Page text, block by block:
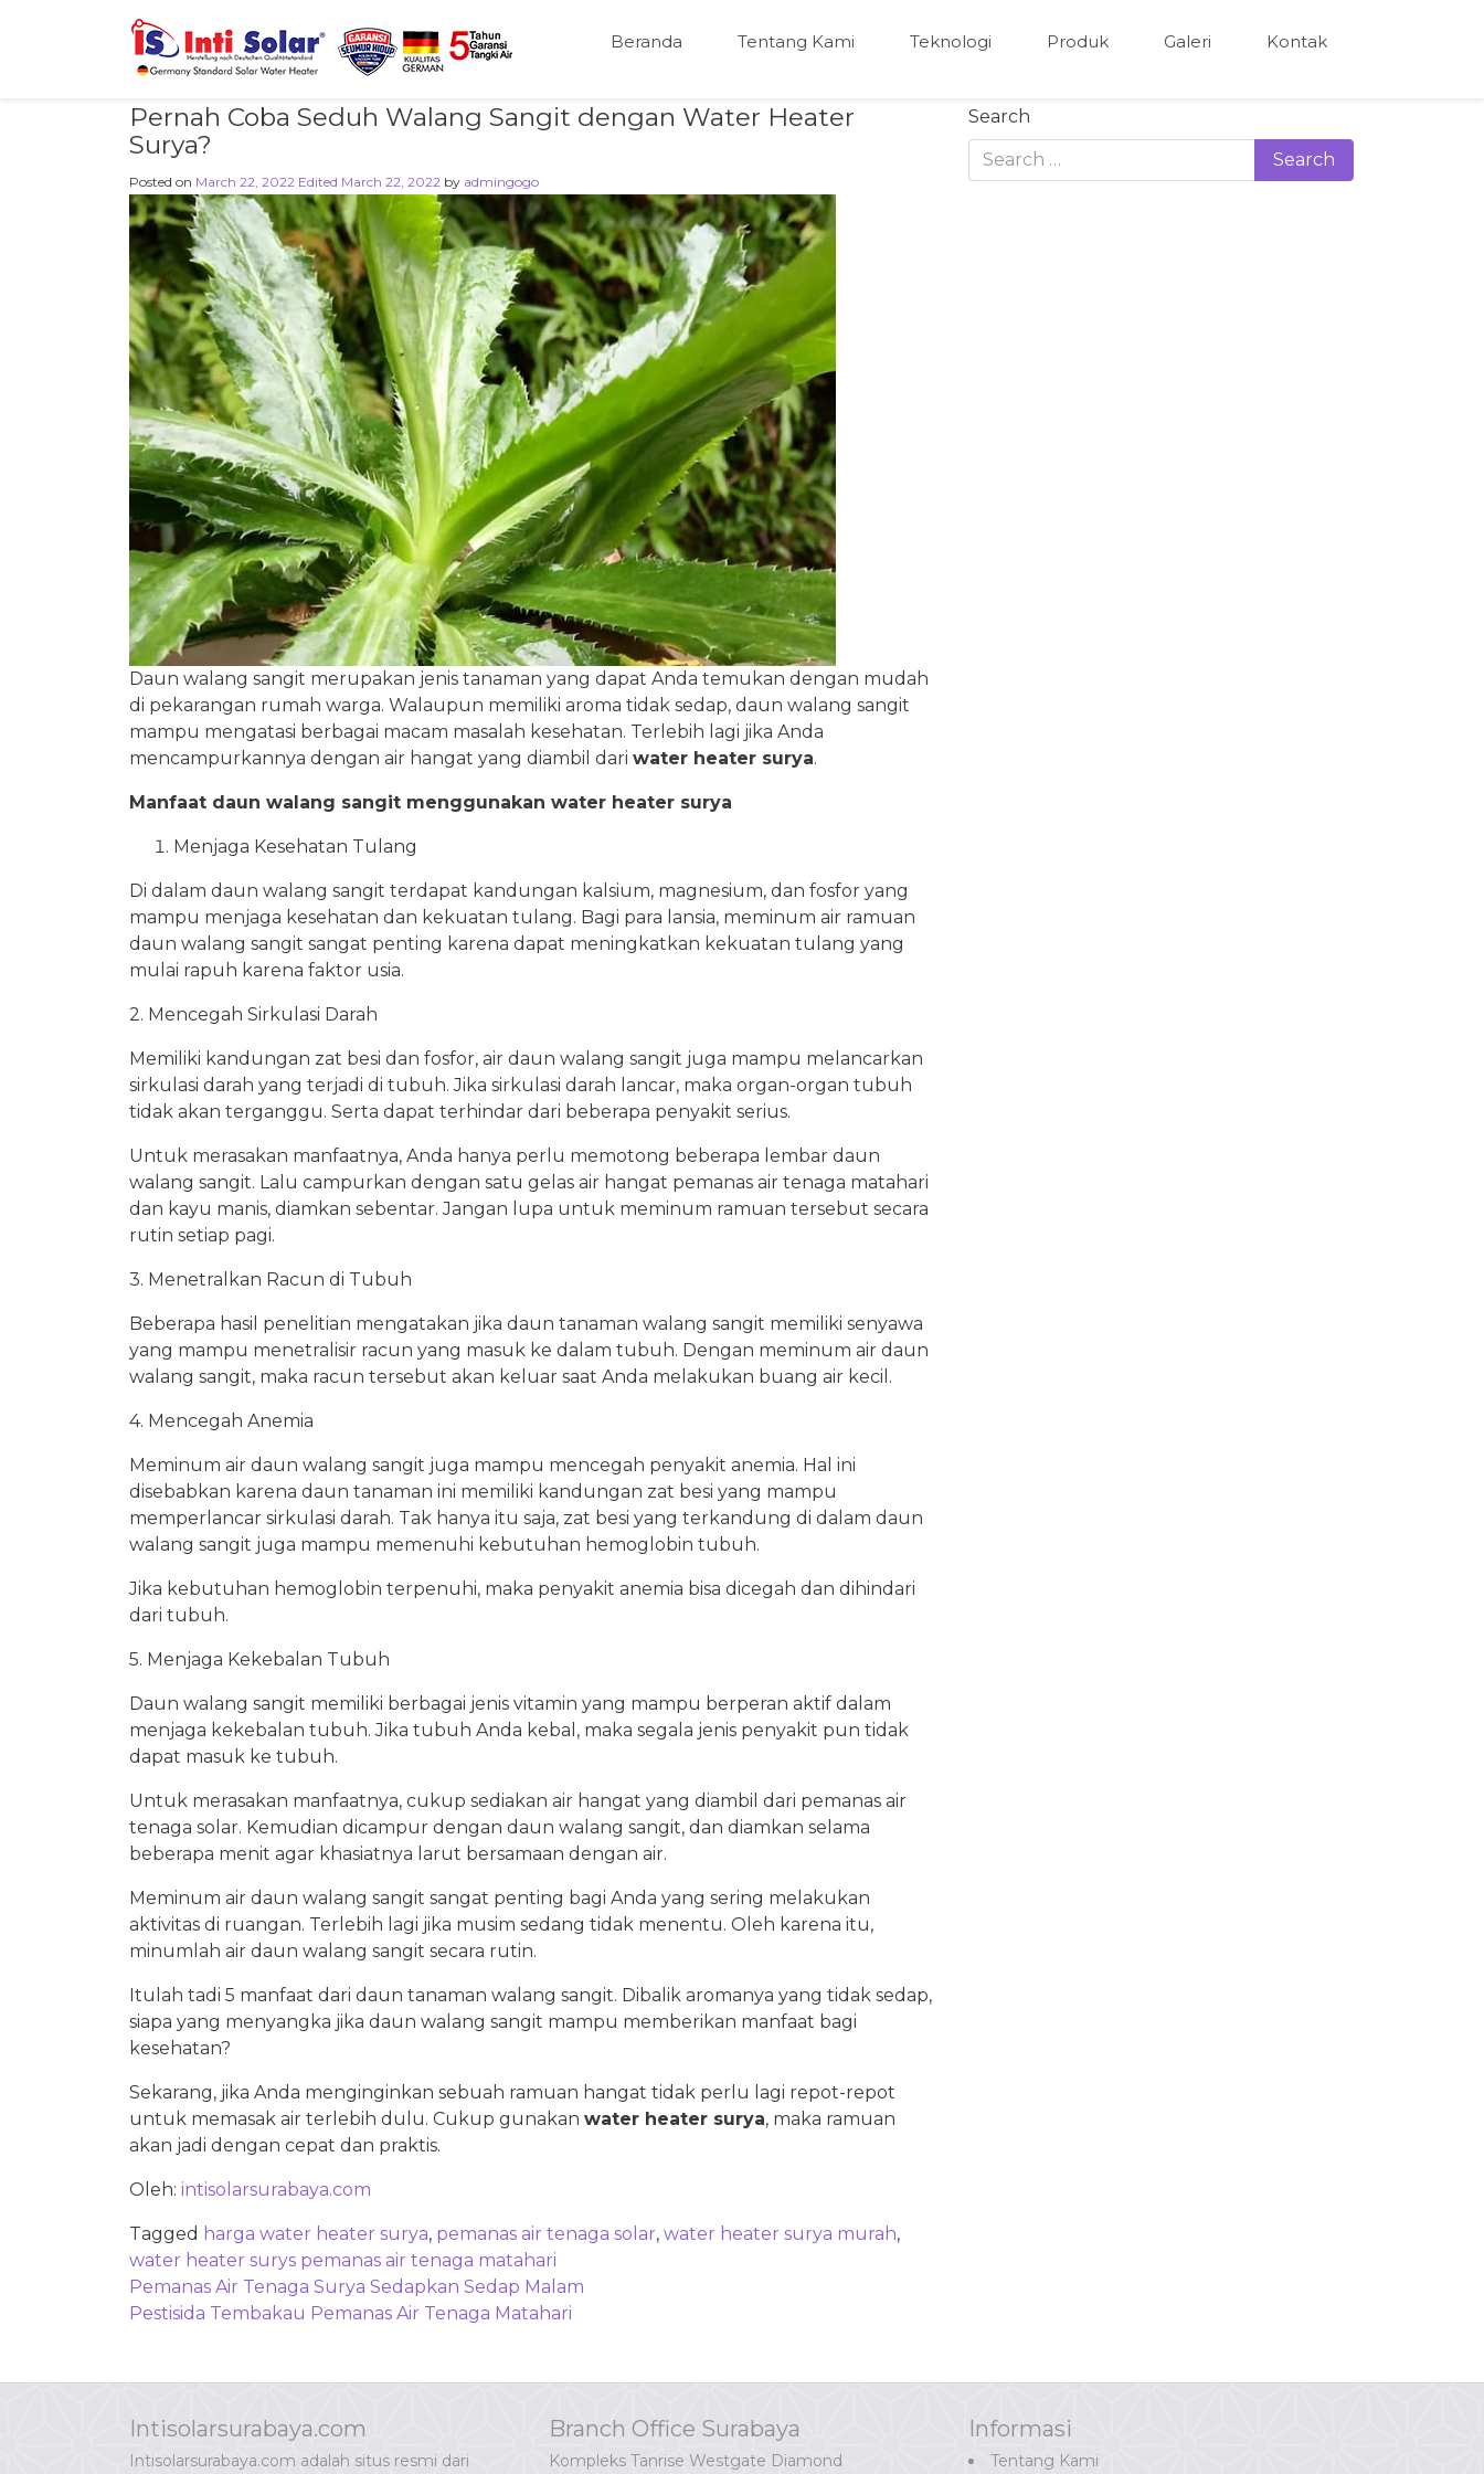
Beranda Tentang Kami Teknologi Produk Galeri Kontak
Pernah Coba Seduh Walang Sangit dengan Water Heater
Surya?
Posted on March 22, 2022 Edited March 22, 2022 by admingogo
Daun walang sangit merupakan jenis tanaman yang dapat Anda temukan dengan mudah
di pekarangan rumah warga. Walaupun memiliki aroma tidak sedap, daun walang sangit
mampu mengatasi berbagai macam masalah kesehatan. Terlebih lagi jika Anda
mencampurkannya dengan air hangat yang diambil dari water heater surya.
Manfaat daun walang sangit menggunakan water heater surya
Menjaga Kesehatan Tulang
Di dalam daun walang sangit terdapat kandungan kalsium, magnesium, dan fosfor yang
mampu menjaga kesehatan dan kekuatan tulang. Bagi para lansia, meminum air ramuan
daun walang sangit sangat penting karena dapat meningkatkan kekuatan tulang yang
mulai rapuh karena faktor usia.
2. Mencegah Sirkulasi Darah
Memiliki kandungan zat besi dan fosfor, air daun walang sangit juga mampu melancarkan
sirkulasi darah yang terjadi di tubuh. Jika sirkulasi darah lancar, maka organ-organ tubuh
tidak akan terganggu. Serta dapat terhindar dari beberapa penyakit serius.
Untuk merasakan manfaatnya, Anda hanya perlu memotong beberapa lembar daun
walang sangit. Lalu campurkan dengan satu gelas air hangat pemanas air tenaga matahari
dan kayu manis, diamkan sebentar. Jangan lupa untuk meminum ramuan tersebut secara
rutin setiap pagi.
3. Menetralkan Racun di Tubuh
Beberapa hasil penelitian mengatakan jika daun tanaman walang sangit memiliki senyawa
yang mampu menetralisir racun yang masuk ke dalam tubuh. Dengan meminum air daun
walang sangit, maka racun tersebut akan keluar saat Anda melakukan buang air kecil.
4. Mencegah Anemia
Meminum air daun walang sangit juga mampu mencegah penyakit anemia. Hal ini
disebabkan karena daun tanaman ini memiliki kandungan zat besi yang mampu
memperlancar sirkulasi darah. Tak hanya itu saja, zat besi yang terkandung di dalam daun
walang sangit juga mampu memenuhi kebutuhan hemoglobin tubuh.
Jika kebutuhan hemoglobin terpenuhi, maka penyakit anemia bisa dicegah dan dihindari
dari tubuh.
5. Menjaga Kekebalan Tubuh
Daun walang sangit memiliki berbagai jenis vitamin yang mampu berperan aktif dalam
menjaga kekebalan tubuh. Jika tubuh Anda kebal, maka segala jenis penyakit pun tidak
dapat masuk ke tubuh.
Untuk merasakan manfaatnya, cukup sediakan air hangat yang diambil dari pemanas air
tenaga solar. Kemudian dicampur dengan daun walang sangit, dan diamkan selama
beberapa menit agar khasiatnya larut bersamaan dengan air.
Meminum air daun walang sangit sangat penting bagi Anda yang sering melakukan
aktivitas di ruangan. Terlebih lagi jika musim sedang tidak menentu. Oleh karena itu,
minumlah air daun walang sangit secara rutin.
Itulah tadi 5 manfaat dari daun tanaman walang sangit. Dibalik aromanya yang tidak sedap,
siapa yang menyangka jika daun walang sangit mampu memberikan manfaat bagi
kesehatan?
Sekarang, jika Anda menginginkan sebuah ramuan hangat tidak perlu lagi repot-repot
untuk memasak air terlebih dulu. Cukup gunakan water heater surya, maka ramuan
akan jadi dengan cepat dan praktis.
Oleh: intisolarsurabaya.com
Tagged harga water heater surya, pemanas air tenaga solar, water heater surya murah,
water heater surys pemanas air tenaga matahari
Post
navigation
Pemanas Air Tenaga Surya Sedapkan Sedap Malam
Pestisida Tembakau Pemanas Air Tenaga Matahari
Search
Intisolarsurabaya.com
Intisolarsurabaya.com adalah situs resmi dari
Branch Office Surabaya
Kompleks Tanrise Westgate Diamond
Informasi
Tentang Kami